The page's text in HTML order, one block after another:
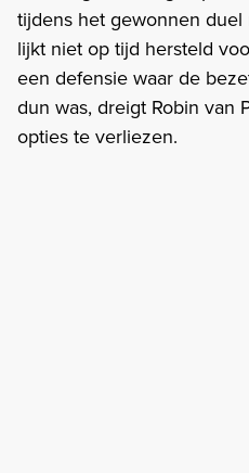
tijdens het gewonnen
lijkt niet op tijd hersteld
een defensie waar de
dun was, dreigt Robin van
opties te verliezen.